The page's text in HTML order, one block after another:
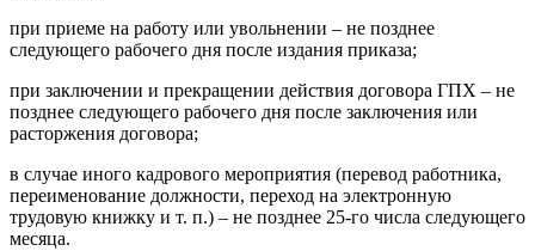
при приеме на работу или увольнении – не позднее
следующего рабочего дня после издания приказа;
при заключении и прекращении действия договора ГПХ – не
позднее следующего рабочего дня после заключения или
расторжения договора;
в случае иного кадрового мероприятия (перевод работника,
переименование должности, переход на электронную
трудовую книжку и т. п.) – не позднее 25-го числа следующего
месяца.